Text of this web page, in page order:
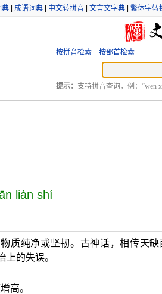
典 成语词典 中文转拼音 文言文字典 繁体字转
按拼音检索 按部首检索
提示： 支持拼音查询，例：“wen
liàn shí
质纯净或坚韧。古神话，相传天
上的失误。
高。